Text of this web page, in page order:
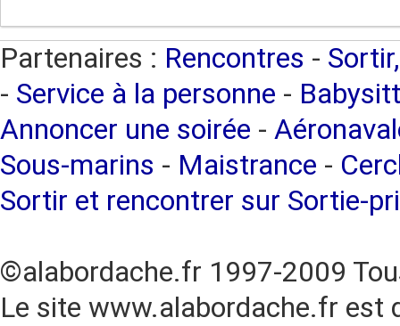
Partenaires : Rencontres -
- Service à la personne -
Annoncer une soirée -
Sous-marins - Maistrance -
Sortir et rencontrer sur Sortie-
©alabordache.fr 1997-2009
Le site www.alabordache.fr est